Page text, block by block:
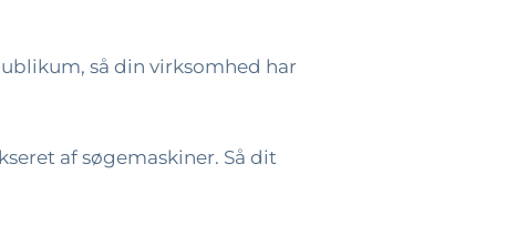
så din virksomhed har
af søgemaskiner. Så dit